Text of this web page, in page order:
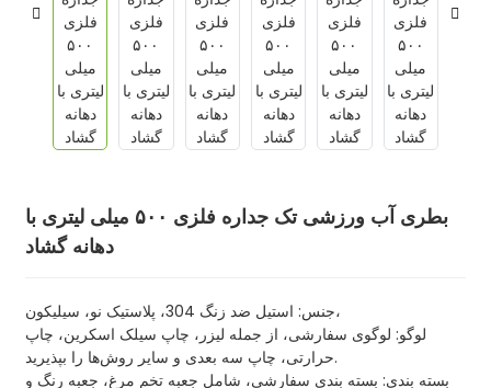
بطری آب ورزشی تک جداره فلزی ۵۰۰ میلی لیتری با
دهانه گشاد
جنس: استیل ضد زنگ 304، پلاستیک نو، سیلیکون،
لوگو: لوگوی سفارشی، از جمله لیزر، چاپ سیلک اسکرین، چاپ
حرارتی، چاپ سه بعدی و سایر روش‌ها را بپذیرید.
بسته بندی: بسته بندی سفارشی، شامل جعبه تخم مرغ، جعبه رنگ و